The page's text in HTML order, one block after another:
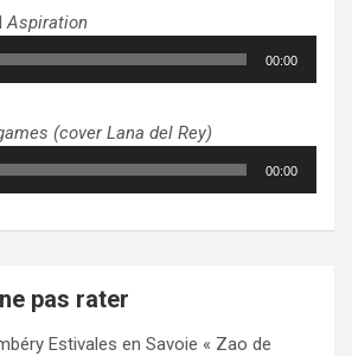
Aspiration
00:00
(cover Lana del Rey)
00:00
pas rater
Estivales en Savoie « Zao de